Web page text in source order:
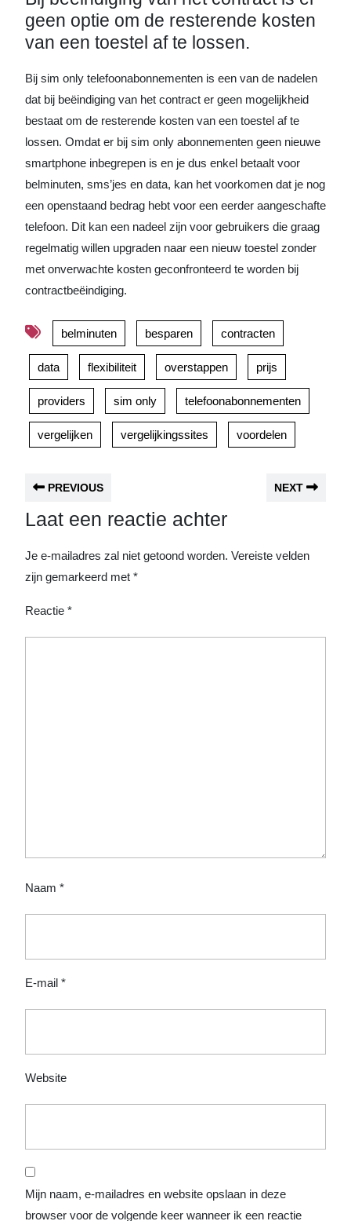
geen optie om de resterende kosten
van een toestel af te lossen.
Bij sim only telefoonabonnementen is een van de nadelen
dat bij beëindiging van het contract er geen mogelijkheid
bestaat om de resterende kosten van een toestel af te
lossen. Omdat er bij sim only abonnementen geen nieuwe
smartphone inbegrepen is en je dus enkel betaalt voor
belminuten, sms’jes en data, kan het voorkomen dat je nog
een openstaand bedrag hebt voor een eerder aangeschafte
telefoon. Dit kan een nadeel zijn voor gebruikers die graag
regelmatig willen upgraden naar een nieuw toestel zonder
met onverwachte kosten geconfronteerd te worden bij
contractbeëindiging.
belminuten besparen contracten
data flexibiliteit overstappen prijs
providers sim only telefoonabonnementen
vergelijken vergelijkingssites voordelen
PREVIOUS NEXT
Laat een reactie achter
Je e-mailadres zal niet getoond worden. Vereiste velden
zijn gemarkeerd met *
Reactie *
Naam *
E-mail *
Website
Mijn naam, e-mailadres en website opslaan in deze
browser voor de volgende keer wanneer ik een reactie